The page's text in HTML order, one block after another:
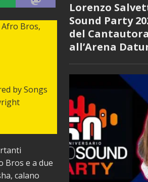
Afro Bros,
by Songs
Bros e a due
calano
Lorenzo
Sound Party
del
all’Arena